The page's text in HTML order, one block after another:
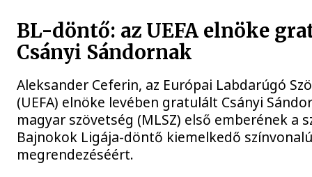
BL-döntő: az UEFA elnöke
Csányi Sándornak
Aleksander Ceferin, az Európai Labdarúgó
(UEFA) elnöke levében gratulált Csányi
magyar szövetség (MLSZ) első emberének a
Bajnokok Ligája-döntő kiemelkedő
megrendezéséért.